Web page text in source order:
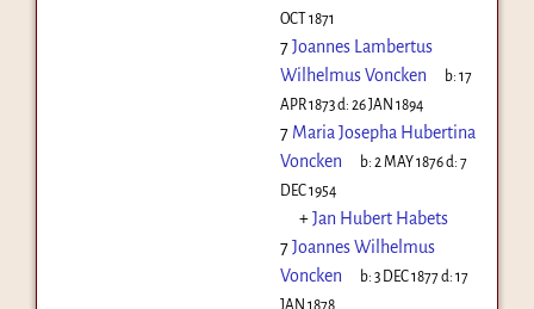
OCT 1871
7Joannes Lambertus
Wilhelmus Voncken
b:17
APR 1873d: 26 JAN 1894
7 Maria Josepha Hubertina
Voncken
b:2 MAY 1876d:7
DEC 1954
+Jan Hubert Habets
7Joannes Wilhelmus
Voncken
b:3 DEC 1877d:17
JAN 1878